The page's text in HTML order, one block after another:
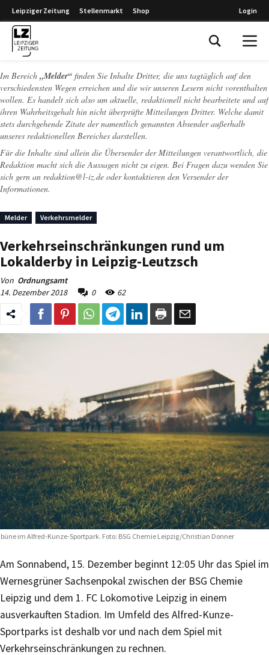
Leipziger Zeitung Stellenmarkt Shop Login
Im Bereich „Melder“ finden Sie Inhalte Dritter, die uns tagtäglich auf den
verschiedensten Wegen erreichen und die wir unseren Lesern nicht vorenthalten
wollen. Es handelt sich also um aktuelle, redaktionell nicht bearbeitete und auf
ihren Wahrheitsgehalt hin nicht überprüfte Mitteilungen Dritter. Welche damit
stets durchgehende Zitate der namentlich genannten Absender außerhalb
unseres redaktionellen Bereiches darstellen.
Für die Inhalte sind allein die Übersender der Mitteilungen verantwortlich, die
Redaktion macht sich die Aussagen nicht zu eigen. Bei Fragen dazu wenden Sie
sich gern an redaktion@l-iz.de oder kontaktieren den Versender der
Informationen.
Melder Verkehrsmelder
Verkehrseinschränkungen rund um
Lokalderby in Leipzig-Leutzsch
Von Ordnungsamt
14. Dezember 2018
0 62
im Alfred-Kunze-Sportpark. Foto: BSG Chemie Leipzig/Christian Donner
Am Sonnabend, 15. Dezember beginnt 12:05 Uhr das Spiel im
Wernesgrüner Sachsenpokal zwischen der BSG Chemie
Leipzig und dem 1. FC Lokomotive Leipzig in einem
ausverkauften Stadion. Im Umfeld des Alfred-Kunze-
Sportparks ist deshalb vor und nach dem Spiel mit
Verkehrseinschränkungen zu rechnen.